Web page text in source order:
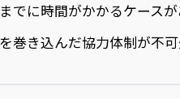
でに時間がかかるケース
巻き込んだ協力体制が不